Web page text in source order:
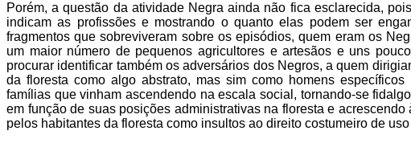
Porém, a questão da atividade Negra ainda não fica esclarecida,
indicam as profissões e mostrando o quanto elas podem ser
fragmentos que sobreviveram sobre os episódios, quem eram os
um maior número de pequenos agricultores e artesãos e uns
procurar identificar também os adversários dos Negros, a quem
da floresta como algo abstrato, mas sim como homens
famílias que vinham ascendendo na escala social, tornando-se
em função de suas posições administrativas na floresta e
pelos habitantes da floresta como insultos ao direito costumeiro de